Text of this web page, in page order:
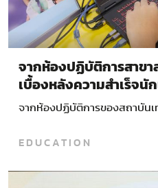
จากห้องปฏิบัติการสาขา
เบื้องหลังความสำเร็จนั
2026
จากห้องปฏิบัติการของสถาบันเ
โอกาสให้เยาวชนได้ลงมือคิด…
EDUCATION